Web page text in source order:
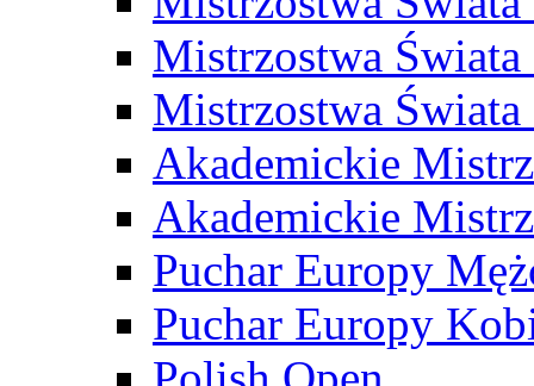
Mistrzostwa
Mistrzostwa
Akademickie
Akademickie
Puchar Europy
Puchar Europy